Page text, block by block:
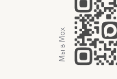
Мы в Max